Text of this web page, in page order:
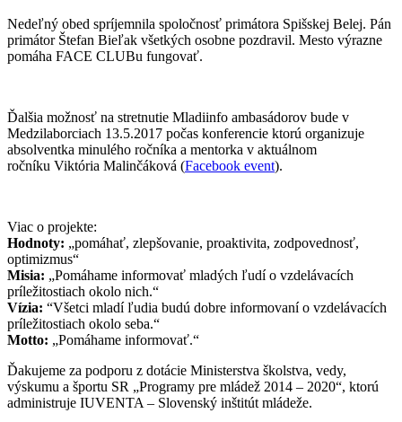
Nedeľný obed spríjemnila spoločnosť primátora Spišskej Belej. Pán
primátor Štefan Bieľak všetkých osobne pozdravil. Mesto výrazne
pomáha FACE CLUBu fungovať.
Ďalšia možnosť na stretnutie Mladiinfo ambasádorov bude v
Medzilaborciach 13.5.2017 počas konferencie ktorú organizuje
absolventka minulého ročníka a mentorka v aktuálnom
ročníku Viktória Malinčáková (Facebook event).
Viac o projekte:
Hodnoty: „pomáhať, zlepšovanie, proaktivita, zodpovednosť,
optimizmus“
Misia: „Pomáhame informovať mladých ľudí o vzdelávacích
príležitostiach okolo nich.“
Vízia: “Všetci mladí ľudia budú dobre informovaní o vzdelávacích
príležitostiach okolo seba.“
Motto: „Pomáhame informovať.“
Ďakujeme za podporu z dotácie Ministerstva školstva, vedy,
výskumu a športu SR „Programy pre mládež 2014 – 2020“, ktorú
administruje IUVENTA – Slovenský inštitút mládeže.